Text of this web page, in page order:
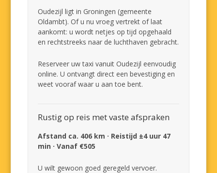
Oudezijl ligt in Groningen (gemeente
Oldambt). Of u nu vroeg vertrekt of laat
aankomt: u wordt netjes op tijd opgehaald
en rechtstreeks naar de luchthaven gebracht.
Reserveer uw taxi vanuit Oudezijl eenvoudig
online. U ontvangt direct een bevestiging en
weet vooraf waar u aan toe bent.
Rustig op reis met vaste afspraken
Afstand ca. 406 km · Reistijd ±4 uur 47
min · Vanaf €505
U wilt gewoon goed geregeld vervoer.